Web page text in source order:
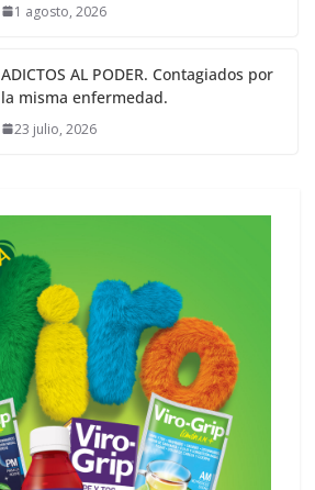
1 agosto, 2026
ADICTOS AL PODER. Contagiados por
la misma enfermedad.
23 julio, 2026